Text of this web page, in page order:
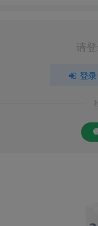
请
登录